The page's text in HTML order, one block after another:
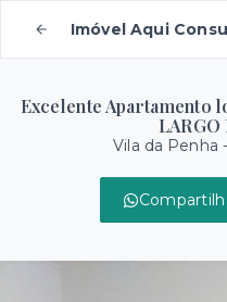
Imóvel Aqui
Excelente Apartamento
LARGO
Vila da Penha